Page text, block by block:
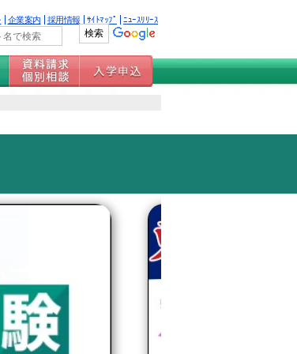
企業案内 採用情報 ｻｲﾄﾏｯﾌﾟ ﾆｭｰｽﾘﾘｰｽ